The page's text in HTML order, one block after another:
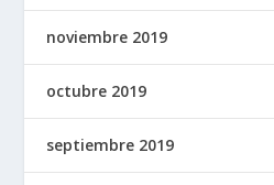
noviembre 2019
octubre 2019
septiembre 2019